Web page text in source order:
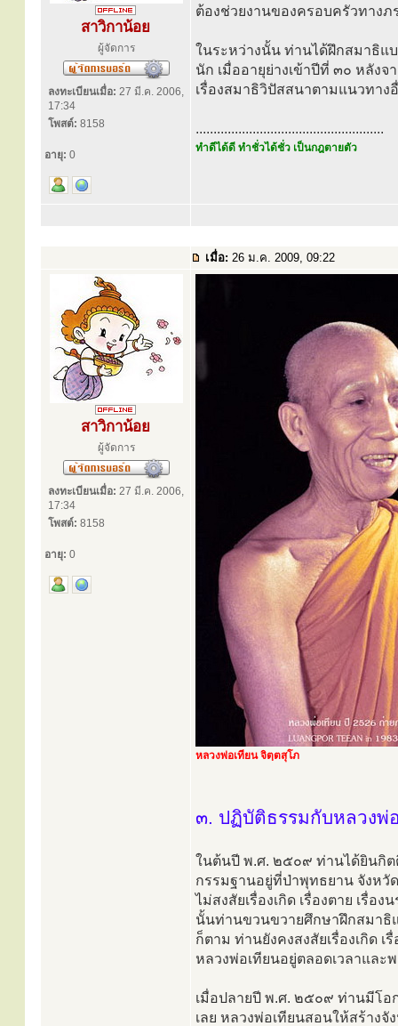
สาวิกาน้อย
ผู้จัดการ
ลงทะเบียนเมื่อ: 27 มี.ค. 2006,
17:34
โพสต์: 8158
อายุ: 0
ต้องช่วยงานของครอบครัวทาง
ในระหว่างนั้น ท่านได้ฝึกสมาธิแ
นัก เมื่ออายุย่างเข้าปีที่ ๓๐ หลัง
เรื่องสมาธิวิปัสสนาตามแนวทา
.....................................................
ทำดีได้ดี ทำชั่วได้ชั่ว เป็นกฎตายตัว
เมื่อ: 26 ม.ค. 2009, 09:22
สาวิกาน้อย
ผู้จัดการ
ลงทะเบียนเมื่อ: 27 มี.ค. 2006,
17:34
โพสต์: 8158
อายุ: 0
หลวงพ่อเทียน จิตฺตสุโภ
๓. ปฏิบัติธรรมกับหลวงพ่
ในต้นปี พ.ศ. ๒๕๐๙ ท่านได้ยินกิ
กรรมฐานอยู่ที่ป่าพุทธยาน จังหวั
ไม่สงสัยเรื่องเกิด เรื่องตาย เรื่อ
นั้นท่านขวนขวายศึกษาฝึกสมาธิ
ก็ตาม ท่านยังคงสงสัยเรื่องเกิด
หลวงพ่อเทียนอยู่ตลอดเวลาและ
เมื่อปลายปี พ.ศ. ๒๕๐๙ ท่านมีโอ
เลย หลวงพ่อเทียนสอนให้สร้าง